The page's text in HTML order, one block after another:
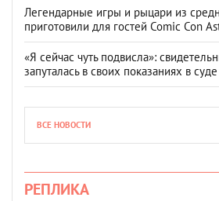
Легендарные игры и рыцари из
приготовили для гостей Comic Con
«Я сейчас чуть подвисла»:
запуталась в своих показаниях в суде
ВСЕ НОВОСТИ
РЕПЛИКА